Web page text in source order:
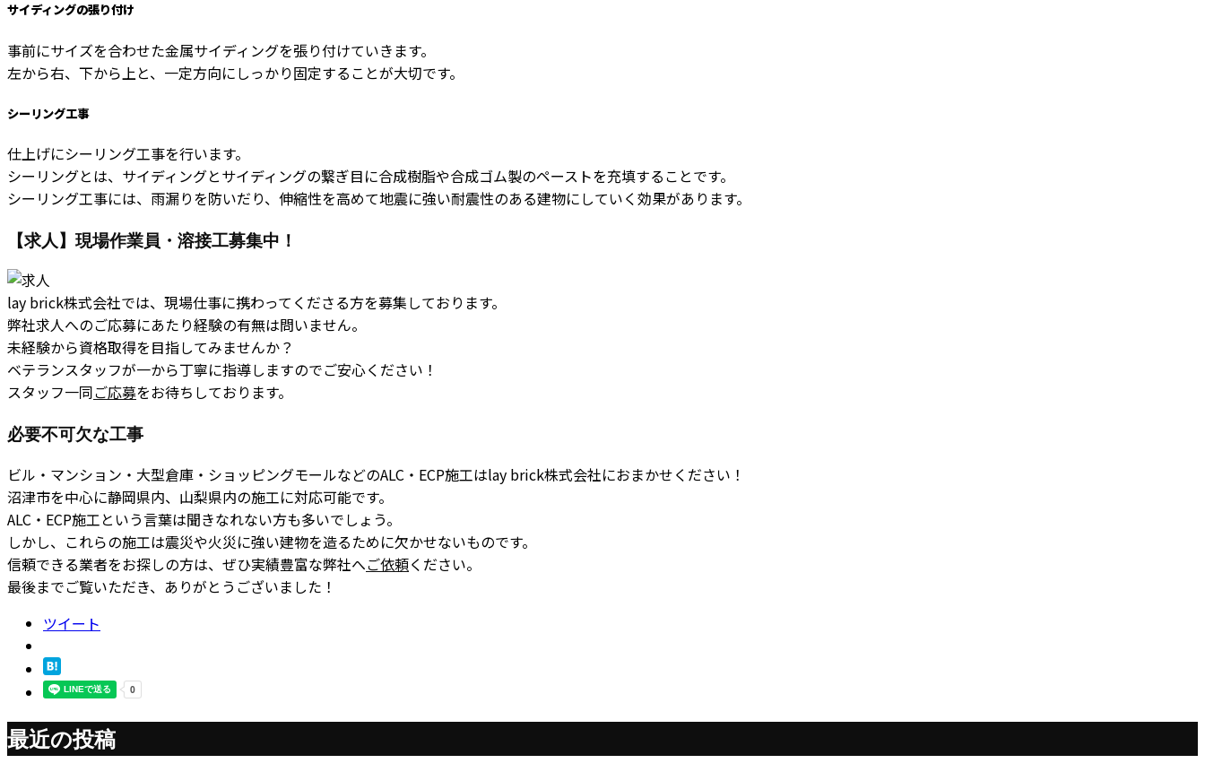
サイディングの張り付け
事前にサイズを合わせた金属サイディングを張り付けていきます。
左から右、下から上と、一定方向にしっかり固定することが大切です。
シーリング工事
仕上げにシーリング工事を行います。
シーリングとは、サイディングとサイディングの繋ぎ目に合成樹脂や合成ゴム製のペーストを充填することです。
シーリング工事には、雨漏りを防いだり、伸縮性を高めて地震に強い耐震性のある建物にしていく効果があります。
【求人】現場作業員・溶接工募集中！
lay brick株式会社では、現場仕事に携わってくださる方を募集しております。
弊社求人へのご応募にあたり経験の有無は問いません。
未経験から資格取得を目指してみませんか？
ベテランスタッフが一から丁寧に指導しますのでご安心ください！
スタッフ一同ご応募をお待ちしております。
必要不可欠な工事
ビル・マンション・大型倉庫・ショッピングモールなどのALC・ECP施工はlay brick株式会社におまかせください！
沼津市を中心に静岡県内、山梨県内の施工に対応可能です。
ALC・ECP施工という言葉は聞きなれない方も多いでしょう。
しかし、これらの施工は震災や火災に強い建物を造るために欠かせないものです。
信頼できる業者をお探しの方は、ぜひ実績豊富な弊社へご依頼ください。
最後までご覧いただき、ありがとうございました！
ツイート
最近の投稿